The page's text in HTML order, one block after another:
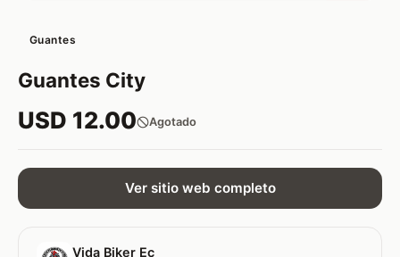
Guantes
Guantes City
USD 12.00 Agotado
Ver sitio web completo
Vida Biker Ec